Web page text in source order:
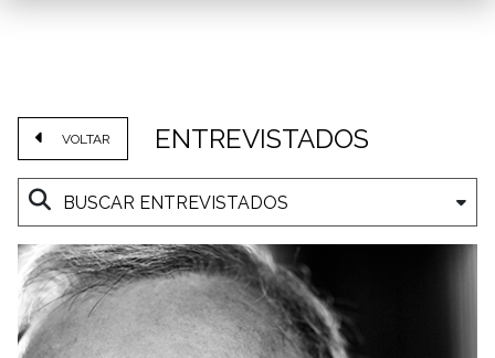
VOLTAR ENTREVISTADOS